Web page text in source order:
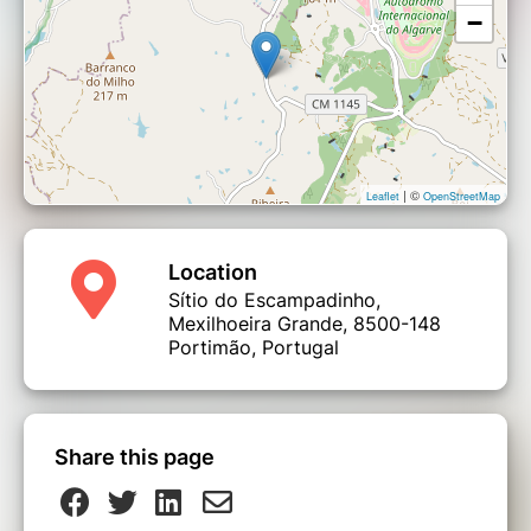
−
Leaflet | © OpenStreetMap
Location
Sítio do Escampadinho,
Mexilhoeira Grande, 8500-148
Portimão, Portugal
Share this page